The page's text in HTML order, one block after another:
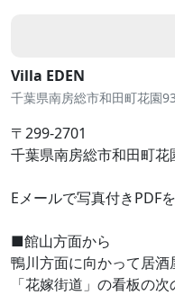
Villa EDEN
千葉県南房総市和田町花園
〒299-2701
千葉県南房総市和田町花
Eメールで写真付きPDF
■館山方面から
鴨川方面に向かって居酒
「花嫁街道」の看板の